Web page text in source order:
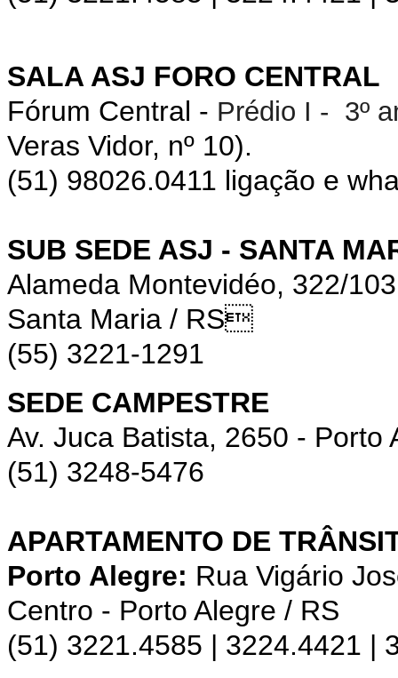
SALA ASJ FORO CENTRAL
Fórum Central - Prédio I - 3º
Veras Vidor, nº 10).
(51) 98026.0411 ligação e
SUB SEDE ASJ - SANTA
Alameda Montevidéo, 322/
Santa Maria / RS
(55) 3221-1291
SEDE CAMPESTRE
Av. Juca Batista, 2650 - Porto
(51) 3248-5476
APARTAMENTO DE
Porto Alegre: Rua Vigário
Centro - Porto Alegre / RS
(51) 3221.4585 | 3224.4421 |